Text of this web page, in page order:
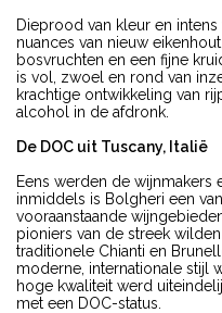
Dieprood van kleur en intens
nuances van nieuw
bosvruchten en een fijne
is vol, zwoel en rond van
krachtige ontwikkeling van
alcohol in de afdronk.
De DOC uit Tuscany, Italië
Eens werden de wijnmakers
inmiddels is Bolgheri een
vooraanstaande
pioniers van de streek
traditionele Chianti en
moderne, internationale stijl
hoge kwaliteit werd
met een DOC-status.